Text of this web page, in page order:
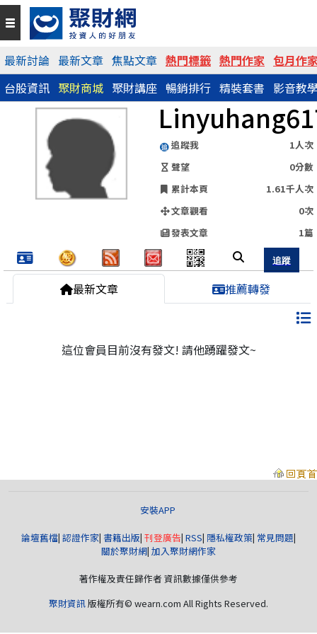
最新討論 最新文章 焦點文章 熱門標籤 熱門作家 包月作
台股資訊 聚財商城 聚財講座 暢銷排行 精裝套書 影音教
追蹤我
1人次
聲望
0分數
累計本頁
1.61千人次
文章觀看
0次
發表文章
1篇
QR Code
https://www.wearn.com/blog.asp?id=149286
分享網址
最新文章 推薦轉發
這位會員目前沒有發文! 請他踴躍發文~
安裝APP
論壇舊檔| 認證作家| 書籍出版| 刊登廣告| RSS| 隱私權政策| 常見問題|
關於聚財網| 加入聚財網作家
著作權及責任歸作者 資訊數據僅供參考
聚財資訊版權所有© wearn.com All Rights Reserved.